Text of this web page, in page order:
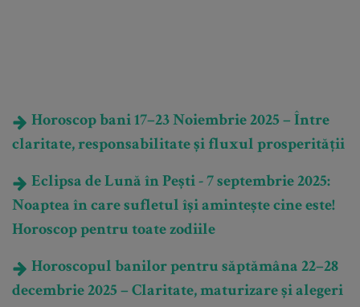
Horoscop bani 17–23 Noiembrie 2025 – Între
claritate, responsabilitate și fluxul prosperității
Eclipsa de Lună în Pești - 7 septembrie 2025:
Noaptea în care sufletul își amintește cine este!
Horoscop pentru toate zodiile
Horoscopul banilor pentru săptămâna 22–28
decembrie 2025 – Claritate, maturizare și alegeri